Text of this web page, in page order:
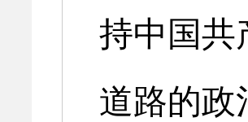
持中国共
道路的政